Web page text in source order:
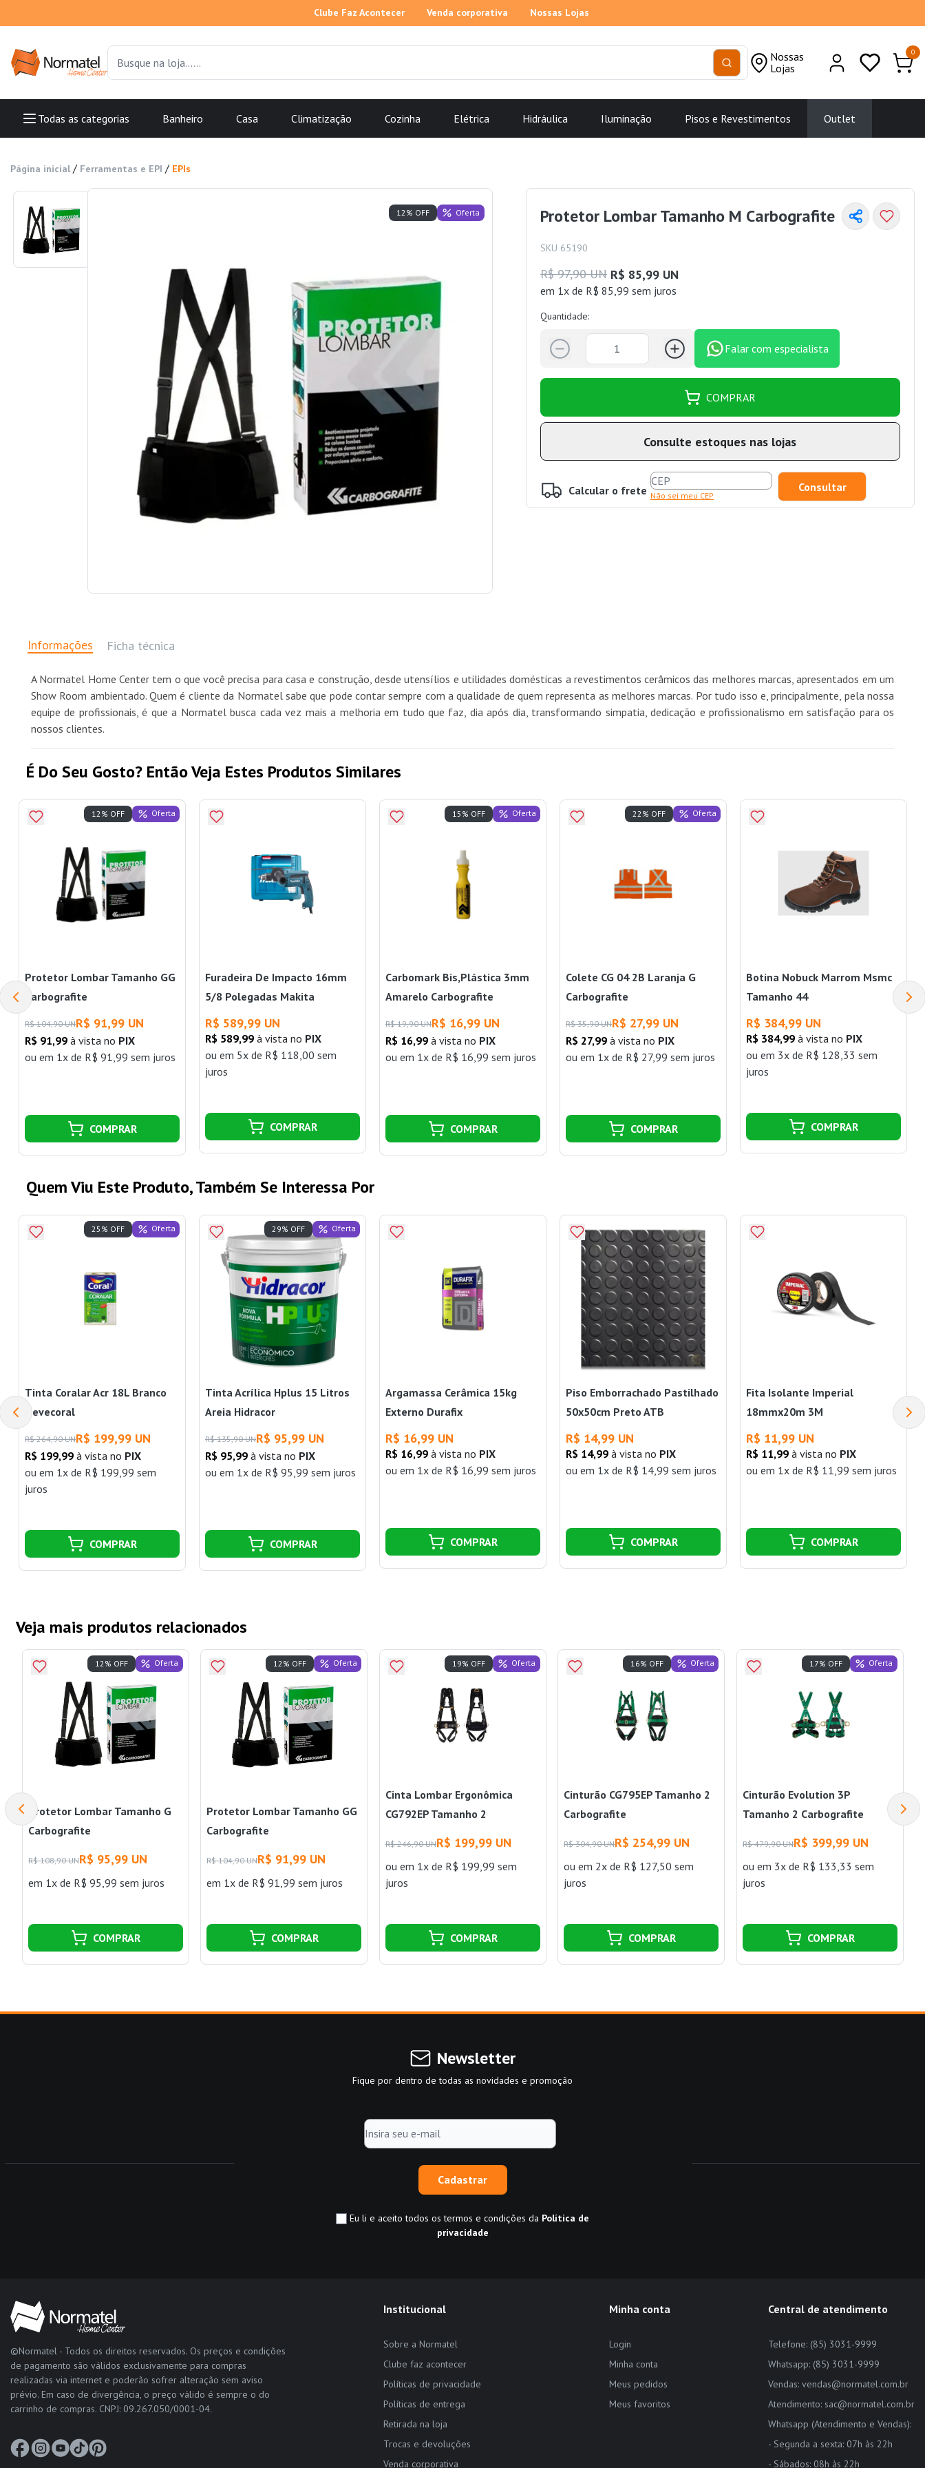
Clube Faz Acontecer Venda corporativa Nossas Lojas
Nossas
Lojas
0
Todas as categorias Banheiro Casa Climatização Cozinha Elétrica Hidráulica Iluminação Pisos e Revestimentos Outlet
Página inicial / Ferramentas e EPI / EPIs
12% OFF Oferta Protetor Lombar Tamanho M Carbografite
SKU 65190
R$ 97,90 UN R$ 85,99 UN
em 1x de R$ 85,99 sem juros
Quantidade:
Falar com especialista
COMPRAR
Consulte estoques nas lojas
Calcular o frete Não sei meu CEP
Informações Ficha técnica
A Normatel Home Center tem o que você precisa para casa e construção, desde utensílios e utilidades domésticas a revestimentos cerâmicos das melhores marcas, apresentados em um
Show Room ambientado. Quem é cliente da Normatel sabe que pode contar sempre com a qualidade de quem representa as melhores marcas. Por tudo isso e, principalmente, pela nossa
equipe de profissionais, é que a Normatel busca cada vez mais a melhoria em tudo que faz, dia após dia, transformando simpatia, dedicação e profissionalismo em satisfação para os
nossos clientes.
É Do Seu Gosto? Então Veja Estes Produtos Similares
Protetor Lombar Tamanho GG
Carbografite
R$ 104,90 UNR$ 91,99 UN
R$ 91,99 à vista no PIX
ou em 1x de R$ 91,99 sem juros
12% OFF Oferta
COMPRAR
Furadeira De Impacto 16mm
5/8 Polegadas Makita
R$ 589,99 UN
R$ 589,99 à vista no PIX
ou em 5x de R$ 118,00 sem
juros
COMPRAR
Carbomark Bis,Plástica 3mm
Amarelo Carbografite
R$ 19,90 UNR$ 16,99 UN
R$ 16,99 à vista no PIX
ou em 1x de R$ 16,99 sem juros
15% OFF Oferta
COMPRAR
Colete CG 04 2B Laranja G
Carbografite
R$ 35,90 UNR$ 27,99 UN
R$ 27,99 à vista no PIX
ou em 1x de R$ 27,99 sem juros
22% OFF Oferta
COMPRAR
Botina Nobuck Marrom Msmc
Tamanho 44
R$ 384,99 UN
R$ 384,99 à vista no PIX
ou em 3x de R$ 128,33 sem
juros
COMPRAR
Quem Viu Este Produto, Também Se Interessa Por
Tinta Coralar Acr 18L Branco
Nevecoral
R$ 264,90 UNR$ 199,99 UN
R$ 199,99 à vista no PIX
ou em 1x de R$ 199,99 sem
juros
25% OFF Oferta
COMPRAR
Tinta Acrílica Hplus 15 Litros
Areia Hidracor
R$ 135,90 UNR$ 95,99 UN
R$ 95,99 à vista no PIX
ou em 1x de R$ 95,99 sem juros
29% OFF Oferta
COMPRAR
Argamassa Cerâmica 15kg
Externo Durafix
R$ 16,99 UN
R$ 16,99 à vista no PIX
ou em 1x de R$ 16,99 sem juros
COMPRAR
Piso Emborrachado Pastilhado
50x50cm Preto ATB
R$ 14,99 UN
R$ 14,99 à vista no PIX
ou em 1x de R$ 14,99 sem juros
COMPRAR
Fita Isolante Imperial
18mmx20m 3M
R$ 11,99 UN
R$ 11,99 à vista no PIX
ou em 1x de R$ 11,99 sem juros
COMPRAR
Veja mais produtos relacionados
Protetor Lombar Tamanho G
Carbografite
R$ 108,90 UNR$ 95,99 UN
em 1x de R$ 95,99 sem juros
12% OFF Oferta
COMPRAR
Protetor Lombar Tamanho GG
Carbografite
R$ 104,90 UNR$ 91,99 UN
em 1x de R$ 91,99 sem juros
12% OFF Oferta
COMPRAR
Cinta Lombar Ergonômica
CG792EP Tamanho 2
R$ 246,90 UNR$ 199,99 UN
ou em 1x de R$ 199,99 sem
juros
19% OFF Oferta
COMPRAR
Cinturão CG795EP Tamanho 2
Carbografite
R$ 304,90 UNR$ 254,99 UN
ouem 2x de R$ 127,50 sem
juros
16% OFF Oferta
COMPRAR
Cinturão Evolution 3P
Tamanho 2 Carbografite
R$ 479,90 UNR$ 399,99 UN
ou em 3x de R$ 133,33 sem
juros
17% OFF Oferta
COMPRAR
Newsletter
Fique por dentro de todas as novidades e promoção
Cadastrar
Eu li e aceito todos os termos e condições da Política de
privacidade
©Normatel - Todos os direitos reservados. Os preços e condições
de pagamento são válidos exclusivamente para compras
realizadas via internet e poderão sofrer alteração sem aviso
prévio. Em caso de divergência, o preço válido é sempre o do
carrinho de compras. CNPJ: 09.267.050/0001-04.
Institucional
Sobre a Normatel
Clube faz acontecer
Políticas de privacidade
Políticas de entrega
Retirada na loja
Trocas e devoluções
Venda corporativa
Minha conta
Login
Minha conta
Meus pedidos
Meus favoritos
Central de atendimento
Telefone: (85) 3031-9999
Whatsapp: (85) 3031-9999
Vendas: vendas@normatel.com.br
Atendimento: sac@normatel.com.br
Whatsapp (Atendimento e Vendas):
- Segunda a sexta: 07h às 22h
- Sábados: 08h às 22h